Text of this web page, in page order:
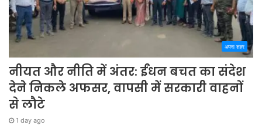
अपना शहर
नीयत और नीति में अंतर: ईंधन बचत का संदेश
देने निकले अफसर, वापसी में सरकारी वाहनों
से लौटे
1 day ago